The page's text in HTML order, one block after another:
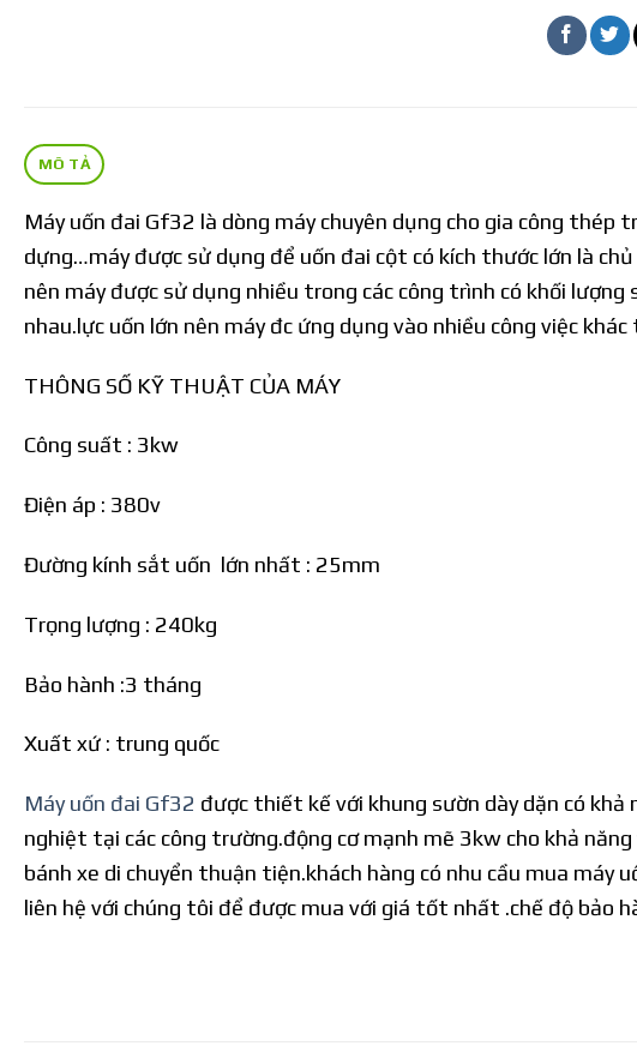
MÔ TẢ
Máy uốn đai Gf32 là dòng máy chuyên dụng cho gia công thép
dựng…máy được sử dụng để uốn đai cột có kích thước lớn là
nên máy được sử dụng nhiều trong các công trình có khối lượng
nhau.lực uốn lớn nên máy đc ứng dụng vào nhiều công việc
THÔNG SỐ KỸ THUẬT CỦA MÁY
Công suất : 3kw
Điện áp : 380v
Đường kính sắt uốn lớn nhất : 25mm
Trọng lượng : 240kg
Bảo hành :3 tháng
Xuất xứ : trung quốc
Máy uốn đai Gf32 được thiết kế với khung sườn dày dặn có
nghiệt tại các công trường.động cơ mạnh mẽ 3kw cho khả
bánh xe di chuyển thuận tiện.khách hàng có nhu cầu mua máy
liên hệ với chúng tôi để được mua với giá tốt nhất .chế độ bảo